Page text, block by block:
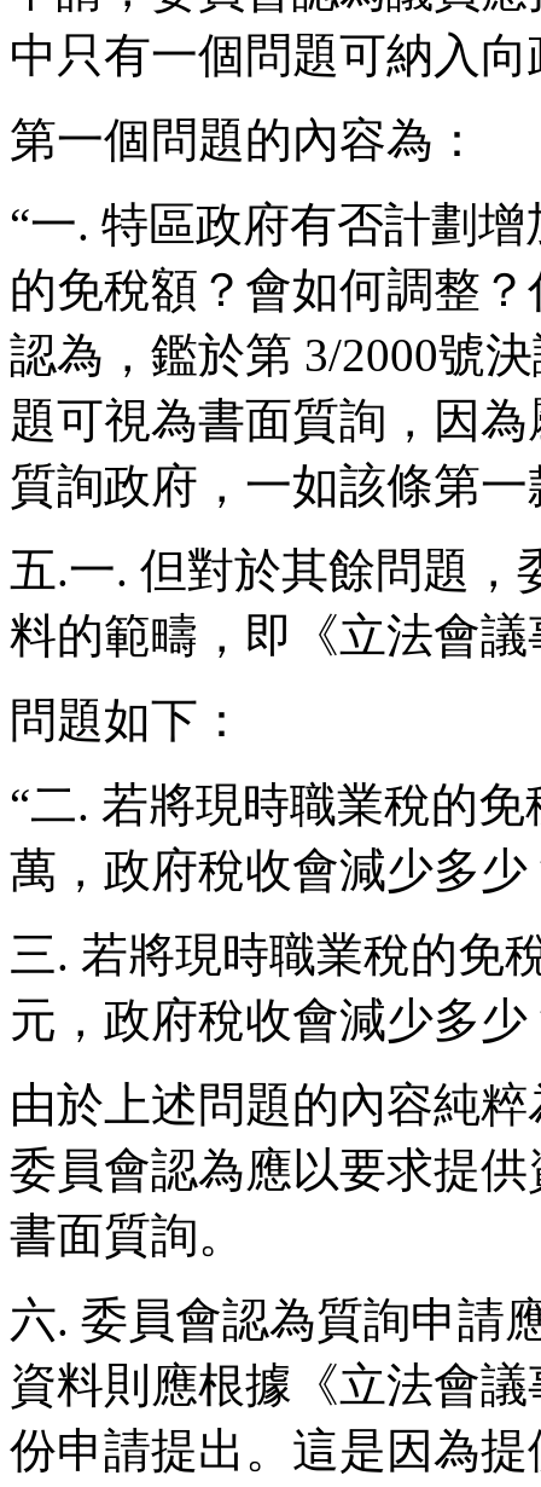
中只有一個問題可納入
第一個問題的內容為：
“一. 特區政府有否計劃
的免稅額？會如何調整
認為，鑑於第 3/2000號
題可視為書面質詢，因
質詢政府，一如該條第
五.一. 但對於其餘問題
料的範疇，即《立法會
問題如下：
“二. 若將現時職業稅的
萬，政府稅收會減少多
三. 若將現時職業稅的免
元，政府稅收會減少多
由於上述問題的內容純
委員會認為應以要求提
書面質詢。
六. 委員會認為質詢申請
資料則應根據《立法會
份申請提出。這是因為